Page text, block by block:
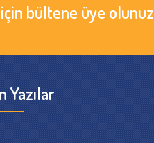
bültene üye olunuz
Yazılar